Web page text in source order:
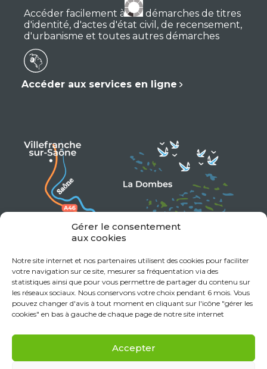
Gérer le consentement
aux cookies
Notre site internet et nos partenaires utilisent des cookies pour faciliter
votre navigation sur ce site, mesurer sa fréquentation via des
statistiques ainsi que pour vous permettre de partager du contenu sur
les réseaux sociaux. Nous conservons votre choix pendant 6 mois. Vous
pouvez changer d'avis à tout moment en cliquant sur l'icône "gérer les
cookies" en bas à gauche de chaque page de notre site internet
Accepter
Accéder facilement à vos démarches de titres
d'identité, d'actes d'état civil, de recensement,
d'urbanisme et toutes autres démarches
Accéder aux services en ligne